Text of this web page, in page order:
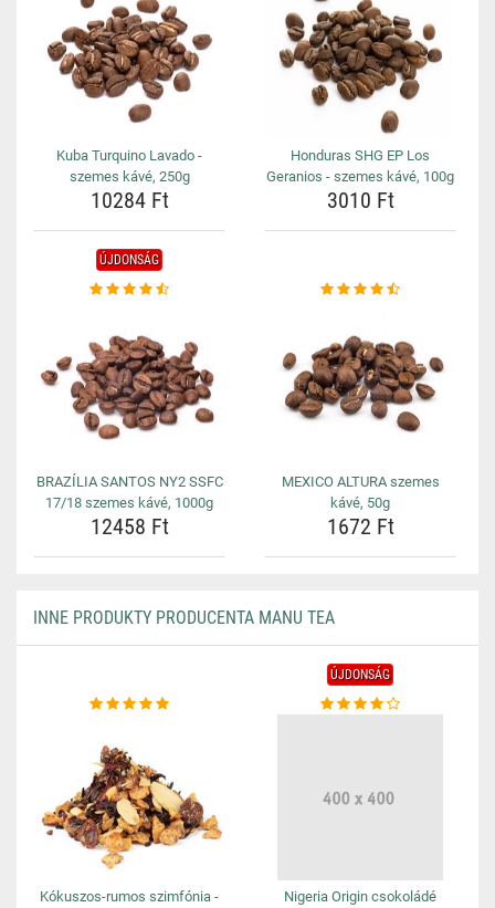
Kuba Turquino Lavado -
szemes kávé, 250g
10284 Ft
Honduras SHG EP Los
Geranios - szemes kávé, 100g
3010 Ft
ÚJDONSÁG
BRAZÍLIA SANTOS NY2 SSFC
17/18 szemes kávé, 1000g
12458 Ft
MEXICO ALTURA szemes
kávé, 50g
1672 Ft
INNE PRODUKTY PRODUCENTA MANU TEA
Kókuszos-rumos szimfónia -
ÚJDONSÁG
Nigeria Origin csokoládé